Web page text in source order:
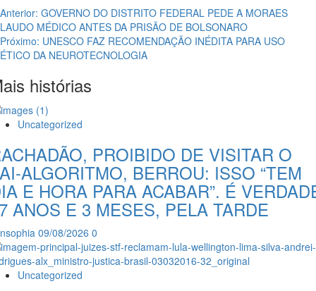
Navegação
de
artigos
Anterior: GOVERNO DO DISTRITO FEDERAL PEDE A MORAES
LAUDO MÉDICO ANTES DA PRISÃO DE BOLSONARO
Próximo: UNESCO FAZ RECOMENDAÇÃO INÉDITA PARA USO
ÉTICO DA NEUROTECNOLOGIA
histórias
Uncategorized
PROIBIDO DE VISITAR O
ALGORITMO, BERROU: ISSO “TEM
E HORA PARA ACABAR”. É
ANOS E 3 MESES, PELA TARDE
09/08/2026 0
Uncategorized